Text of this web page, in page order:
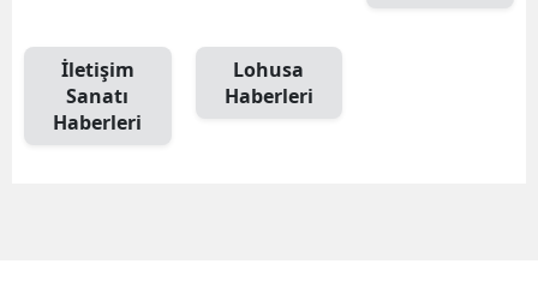
İletişim
Sanatı
Haberleri
Lohusa
Haberleri